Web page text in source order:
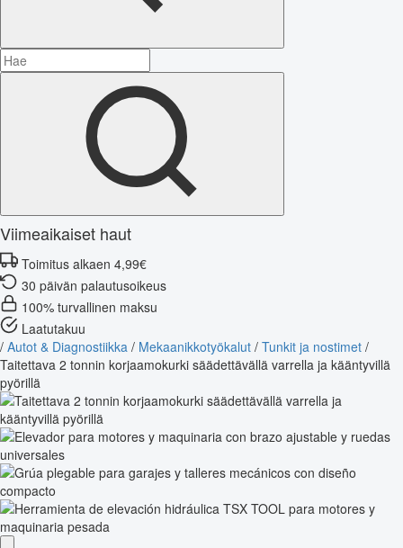
Viimeaikaiset haut
Toimitus alkaen 4,99€
30 päivän palautusoikeus
100% turvallinen maksu
Laatutakuu
/ Autot & Diagnostiikka / Mekaanikkotyökalut / Tunkit ja nostimet /
Taitettava 2 tonnin korjaamokurki säädettävällä varrella ja kääntyvillä
pyörillä